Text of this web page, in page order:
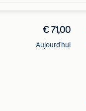
€ 71,00
Aujourd'hui